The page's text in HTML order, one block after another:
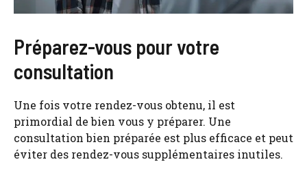
Préparez-vous pour votre
consultation
Une fois votre rendez-vous obtenu, il est
primordial de bien vous y préparer. Une
consultation bien préparée est plus efficace et peut
éviter des rendez-vous supplémentaires inutiles.